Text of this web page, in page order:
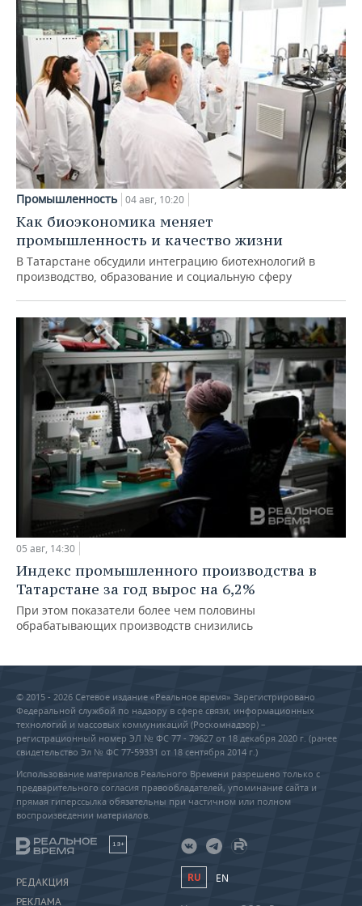
Промышленность 04 авг, 10:20
Как биоэкономика меняет
промышленность и качество жизни
В Татарстане обсудили интеграцию биотехнологий в
производство, образование и социальную сферу
05 авг, 14:30
Индекс промышленного производства в
Татарстане за год вырос на 6,2%
При этом показатели более чем половины
обрабатывающих производств снизились
© 2015 - 2026 Сетевое издание «Реальное время» Зарегистрировано
Федеральной службой по надзору в сфере связи, информационных
технологий и массовых коммуникаций (Роскомнадзор) –
регистрационный номер ЭЛ № ФС 77 - 79627 от 18 декабря 2020 г. (ранее
свидетельство Эл № ФС 77-59331 от 18 сентября 2014 г.)
Использование материалов Реального Времени разрешено только с
предварительного согласия правообладателей, упоминание сайта и
прямая гиперссылка обязательны при частичном или полном
воспроизведении материалов.
18+
РЕДАКЦИЯ
РЕКЛАМА
RU EN